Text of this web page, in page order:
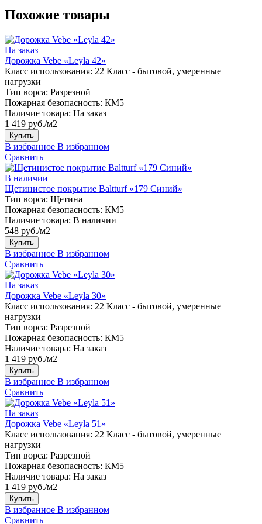
Похожие товары
На заказ
Дорожка Vebe «Leyla 42»
Класс использования: 22 Класс - бытовой, умеренные
нагрузки
Тип ворса: Разрезной
Пожарная безопасность: КМ5
Наличие товара: На заказ
1 419 руб./м2
Купить
В избранное В избранном
Сравнить
В наличии
Щетинистое покрытие Baltturf «179 Синий»
Тип ворса: Щетина
Пожарная безопасность: КМ5
Наличие товара: В наличии
548 руб./м2
Купить
В избранное В избранном
Сравнить
На заказ
Дорожка Vebe «Leyla 30»
Класс использования: 22 Класс - бытовой, умеренные
нагрузки
Тип ворса: Разрезной
Пожарная безопасность: КМ5
Наличие товара: На заказ
1 419 руб./м2
Купить
В избранное В избранном
Сравнить
На заказ
Дорожка Vebe «Leyla 51»
Класс использования: 22 Класс - бытовой, умеренные
нагрузки
Тип ворса: Разрезной
Пожарная безопасность: КМ5
Наличие товара: На заказ
1 419 руб./м2
Купить
В избранное В избранном
Сравнить